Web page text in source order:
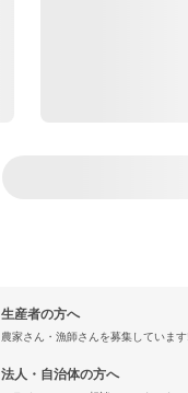
生産者の方へ
農家さん・漁師さんを募集しています!
法人・自治体の方へ